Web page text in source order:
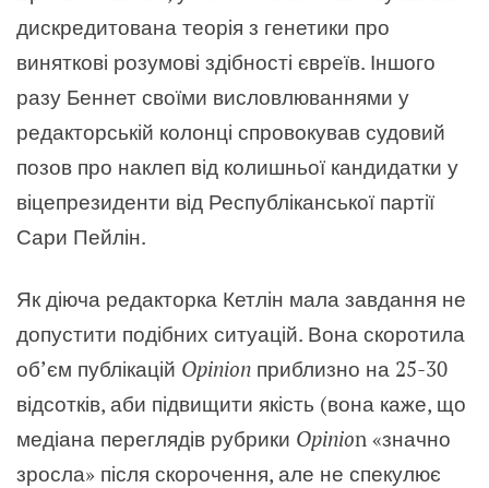
дискредитована теорія з генетики про
виняткові розумові здібності євреїв. Іншого
разу Беннет своїми висловлюваннями у
редакторській колонці спровокував судовий
позов про наклеп від колишньої кандидатки у
віцепрезиденти від Республіканської партії
Сари Пейлін.
Як діюча редакторка Кетлін мала завдання не
допустити подібних ситуацій. Вона скоротила
об’єм публікацій Opinion приблизно на 25-30
відсотків, аби підвищити якість (вона каже, що
медіана переглядів рубрики Opinion «значно
зросла» після скорочення, але не спекулює